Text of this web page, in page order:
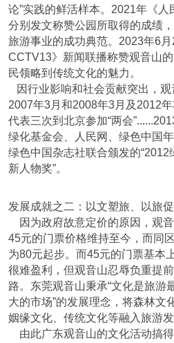
论”实践的鲜活样本。2021年《人
分别发文称赞公园所取得的成绩
旅游事业的成功典范。2023年6
CCTV13》新闻联播称赞观音山
民领略到传统文化的魅力。
因行业影响和社会贡献突出，
2007年3月和2008年3月及2012
代表三次到北京参加“两会
绿化基金会、人民网、绿色中国
绿色中国杂志社联合颁发的“2012
新人物奖”。
发展成就之二：以文塑旅、以旅
因为政府故意定价的原因，观音
45元的门票价格维持至今，而同
为80元起步。而45元的门票基本
很难盈利，但观音山忍辱负重提
路。东莞观音山秉承“文化是旅游
大的市场”的发展理念，将森林文
姻缘文化、传统文化等融入旅游发
由此广东观音山的文化活动搞